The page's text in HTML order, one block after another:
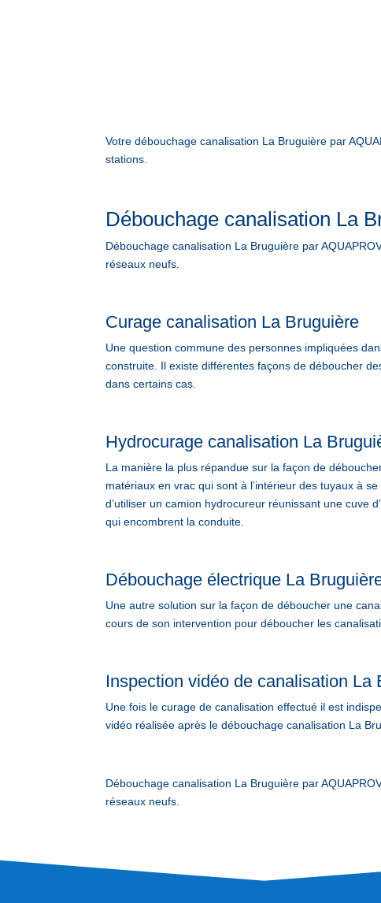
Votre débouchage canalisation La Bruguière par
stations.
Débouchage canalisation La
Débouchage canalisation La Bruguière par
réseaux neufs.
Curage canalisation La Bruguière
Une question commune des personnes impliquées
construite. Il existe différentes façons de déboucher
dans certains cas.
Hydrocurage canalisation La
La manière la plus répandue sur la façon de
matériaux en vrac qui sont à l’intérieur des tuyaux à
d’utiliser un camion hydrocureur réunissant une cuve
qui encombrent la conduite.
Débouchage électrique La
Une autre solution sur la façon de déboucher une
cours de son intervention pour déboucher les
Inspection vidéo de canalisation La
Une fois le curage de canalisation effectué il est
vidéo réalisée après le débouchage canalisation La
Débouchage canalisation La Bruguière par
réseaux neufs.